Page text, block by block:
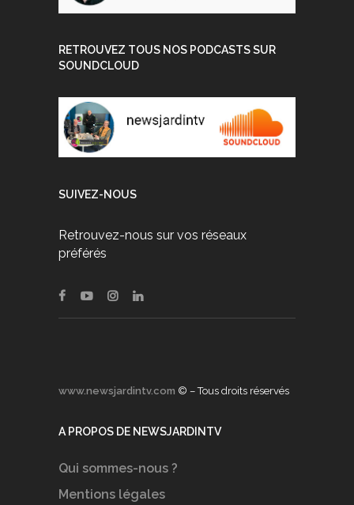
RETROUVEZ TOUS NOS PODCASTS SUR
SOUNDCLOUD
SUIVEZ-NOUS
Retrouvez-nous sur vos réseaux
préférés
www.newsjardintv.com © – Tous droits réservés
A PROPOS DE NEWSJARDINTV
Qui sommes-nous ?
Mentions légales